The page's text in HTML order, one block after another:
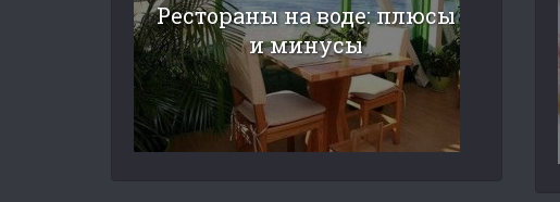
Рестораны на воде: плюсы
и минусы